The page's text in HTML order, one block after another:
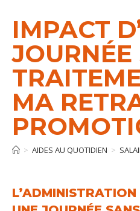
IMPACT
JOURNÉE
MA
> AIDES AU QUOTIDIEN >